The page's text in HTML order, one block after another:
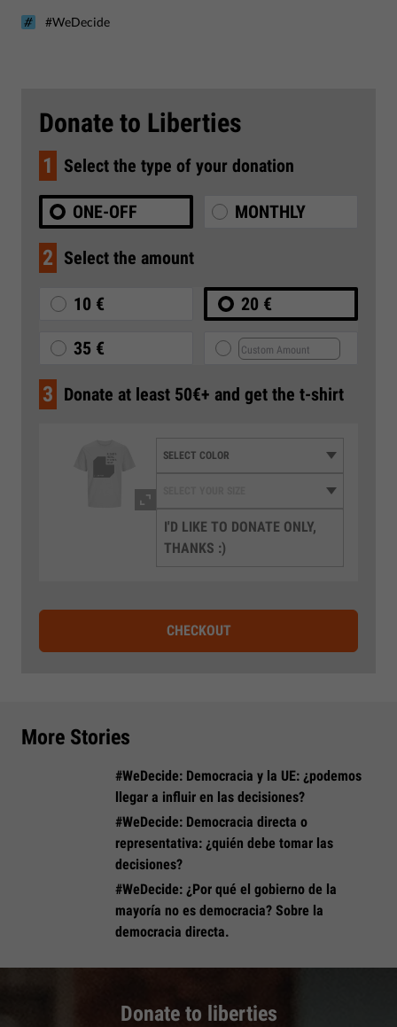
#WeDecide
Donate to Liberties
1 Select the type of your donation
ONE-OFF MONTHLY
2 Select the amount
10 € 20 €
35 €
3 Donate at least 50€+ and get the t-shirt
I'D LIKE TO DONATE ONLY,
THANKS :)
CHECKOUT
More Stories
#WeDecide: Democracia y la UE: ¿podemos
llegar a influir en las decisiones?
#WeDecide: Democracia directa o
representativa: ¿quién debe tomar las
decisiones?
#WeDecide: ¿Por qué el gobierno de la
mayoría no es democracia? Sobre la
democracia directa.
Donate to liberties